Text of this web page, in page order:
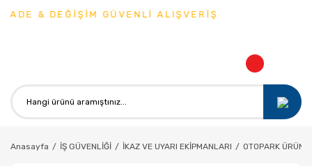
& DEĞİŞİM GÜVENLİ ALIŞVERİŞ
Anasayfa İŞ GÜVENLİĞİ İKAZ VE UYARI EKİPMANLARI OTOPARK